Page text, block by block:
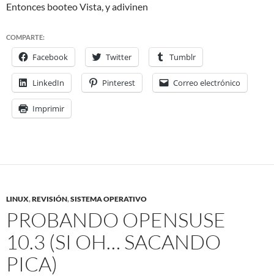
Entonces booteo Vista, y adivinen
COMPARTE:
Facebook Twitter Tumblr
LinkedIn Pinterest Correo electrónico
Imprimir
LINUX,REVISIÓN,SISTEMA OPERATIVO
PROBANDO OPENSUSE
10.3 (SI OH… SACANDO
PICA)